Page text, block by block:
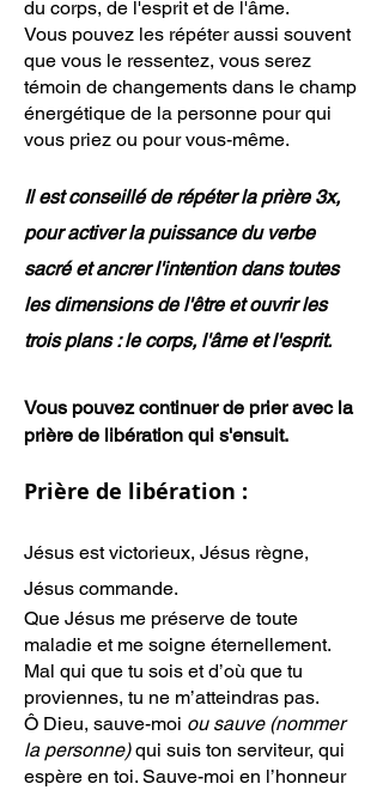
du corps, de l'esprit et de l'âme.
Vous pouvez les répéter aussi souvent
que vous le ressentez, vous serez
témoin de changements dans le champ
énergétique de la personne pour qui
vous priez ou pour vous-même.
Il est conseillé de répéter la prière 3x,
pour activer la puissance du verbe
sacré et ancrer l'intention dans toutes
les dimensions de l'être etouvrirles
trois plans : le corps, l'âme et l'esprit.
Vous pouvez continuer de prier avec la
prière de libération qui s'ensuit.
Prière de libération :
Jésus est victorieux, Jésus règne,
Jésus commande.
Que Jésus me préserve de toute
maladie et me soigne éternellement.
Mal qui que tu sois et d’où que tu
proviennes, tu ne m’atteindras pas.
Ô Dieu, sauve-moi ou sauve (nommer
la personne)qui suis ton serviteur, qui
espère en toi. Sauve-moi en l’honneur